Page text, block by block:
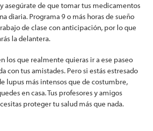
asegúrate de que tomar tus medicamentos
diaria. Programa 9 o más horas de sueño
de clase con anticipación, por lo que
la delantera.
los que realmente quieras ir a ese paseo
con tus amistades. Pero si estás estresado
lupus más intensos que de costumbre,
en casa. Tus profesores y amigos
proteger tu salud más que nada.